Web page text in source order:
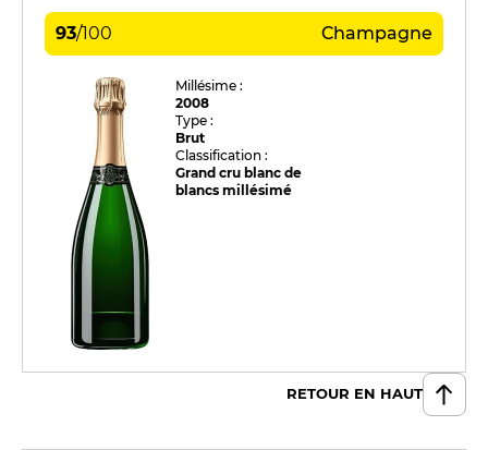
93/100 Champagne
Millésime :
2008
Type :
Brut
Classification :
Grand cru blanc de
blancs millésimé
RETOUR EN HAUT